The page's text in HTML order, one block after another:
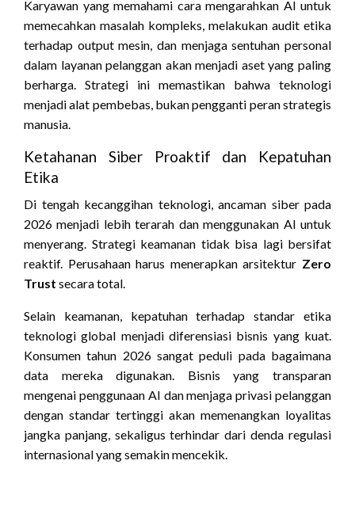
Karyawan yang memahami cara mengarahkan AI untuk
memecahkan masalah kompleks, melakukan audit etika
terhadap output mesin, dan menjaga sentuhan personal
dalam layanan pelanggan akan menjadi aset yang paling
berharga. Strategi ini memastikan bahwa teknologi
menjadi alat pembebas, bukan pengganti peran strategis
manusia.
Ketahanan Siber Proaktif dan Kepatuhan
Etika
Di tengah kecanggihan teknologi, ancaman siber pada
2026 menjadi lebih terarah dan menggunakan AI untuk
menyerang. Strategi keamanan tidak bisa lagi bersifat
reaktif. Perusahaan harus menerapkan arsitektur Zero
Trust secara total.
Selain keamanan, kepatuhan terhadap standar etika
teknologi global menjadi diferensiasi bisnis yang kuat.
Konsumen tahun 2026 sangat peduli pada bagaimana
data mereka digunakan. Bisnis yang transparan
mengenai penggunaan AI dan menjaga privasi pelanggan
dengan standar tertinggi akan memenangkan loyalitas
jangka panjang, sekaligus terhindar dari denda regulasi
internasional yang semakin mencekik.